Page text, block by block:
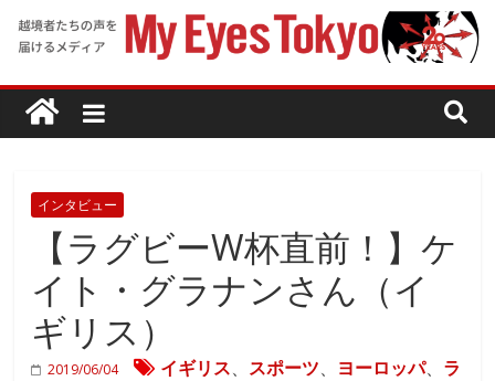
インタビュー
【ラグビーW杯直前！】ケ
イト・グラナンさん（イ
ギリス）
2019/06/04 イギリス、 スポーツ、 ヨーロッパ、 ラ